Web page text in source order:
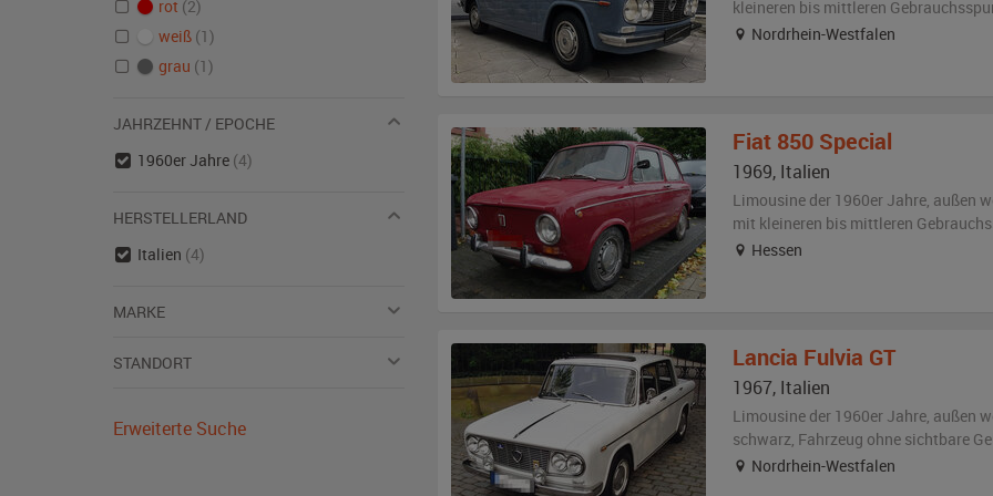
kleineren bis mittleren
Nordrhein-Westfalen
Fiat 850 Special
1969, Italien
Limousine der 1960er Jahre, außen
mit kleineren bis mittleren
Hessen
Lancia Fulvia GT
1967, Italien
Limousine der 1960er Jahre, außen
schwarz, Fahrzeug ohne sichtbare
Nordrhein-Westfalen
rot (2)
weiß (1)
grau (1)
JAHRZEHNT / EPOCHE
1960er Jahre (4)
HERSTELLERLAND
Italien (4)
MARKE
STANDORT
Erweiterte Suche